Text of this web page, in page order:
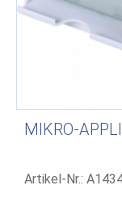
MIKRO-
Artikel-Nr.: